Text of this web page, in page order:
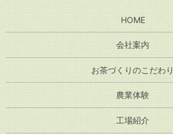
HOME
会社案内
お茶づくりのこだわり
農業体験
工場紹介